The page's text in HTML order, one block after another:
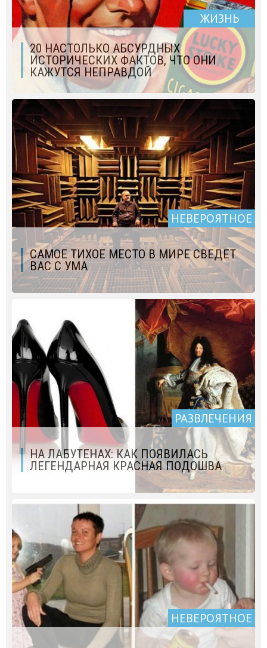
ЖИЗНЬ
20 НАСТОЛЬКО АБСУРДНЫХ
ИСТОРИЧЕСКИХ ФАКТОВ, ЧТО ОНИ
КАЖУТСЯ НЕПРАВДОЙ
НЕВЕРОЯТНОЕ
САМОЕ ТИХОЕ МЕСТО В МИРЕ СВЕДЕТ
ВАС С УМА
РАЗВЛЕЧЕНИЯ
НА ЛАБУТЕНАХ: КАК ПОЯВИЛАСЬ
ЛЕГЕНДАРНАЯ КРАСНАЯ ПОДОШВА
НЕВЕРОЯТНОЕ